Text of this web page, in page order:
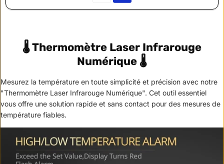
🌡️ Thermomètre Laser Infrarouge
Numérique 🌡️
Mesurez la température en toute simplicité et précision avec notre
"Thermomètre Laser Infrarouge Numérique". Cet outil essentiel
vous offre une solution rapide et sans contact pour des mesures de
température fiables.